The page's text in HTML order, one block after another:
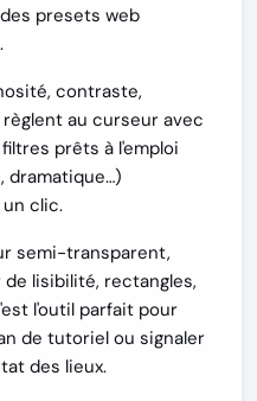
presets web
contraste,
au curseur avec
prêts à l'emploi
dramatique…)
clic.
semi-transparent,
lisibilité, rectangles,
l'outil parfait pour
de tutoriel ou signaler
des lieux.